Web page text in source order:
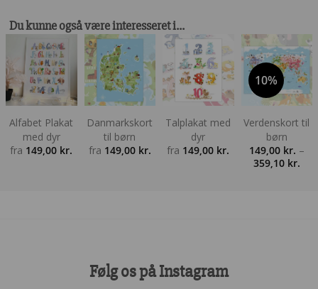
Du kunne også være interesseret i…
Alfabet Plakat
med dyr
fra 149,00 kr.
Danmarkskort
til børn
fra 149,00 kr.
Talplakat med
dyr
fra 149,00 kr.
10%
Verdenskort til
børn
149,00 kr. –
359,10 kr.
Følg os på Instagram